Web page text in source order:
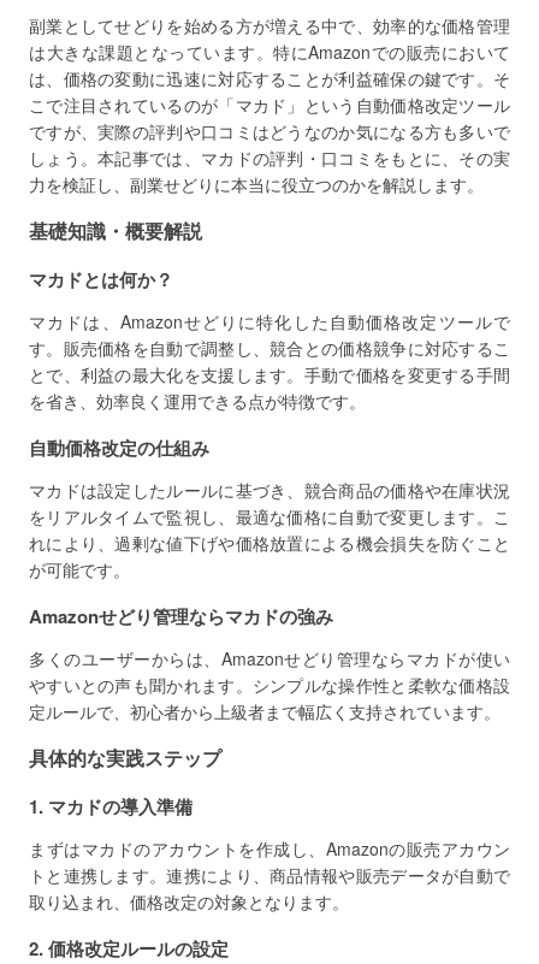
副業としてせどりを始める方が増える中で、効率的な価格管理
は大きな課題となっています。特にAmazonでの販売において
は、価格の変動に迅速に対応することが利益確保の鍵です。そ
こで注目されているのが「マカド」という自動価格改定ツール
ですが、実際の評判や口コミはどうなのか気になる方も多いで
しょう。本記事では、マカドの評判・口コミをもとに、その実
力を検証し、副業せどりに本当に役立つのかを解説します。
基礎知識・概要解説
マカドとは何か？
マカドは、Amazonせどりに特化した自動価格改定ツールで
す。販売価格を自動で調整し、競合との価格競争に対応するこ
とで、利益の最大化を支援します。手動で価格を変更する手間
を省き、効率良く運用できる点が特徴です。
自動価格改定の仕組み
マカドは設定したルールに基づき、競合商品の価格や在庫状況
をリアルタイムで監視し、最適な価格に自動で変更します。こ
れにより、過剰な値下げや価格放置による機会損失を防ぐこと
が可能です。
Amazonせどり管理ならマカドの強み
多くのユーザーからは、Amazonせどり管理ならマカドが使い
やすいとの声も聞かれます。シンプルな操作性と柔軟な価格設
定ルールで、初心者から上級者まで幅広く支持されています。
具体的な実践ステップ
1. マカドの導入準備
まずはマカドのアカウントを作成し、Amazonの販売アカウン
トと連携します。連携により、商品情報や販売データが自動で
取り込まれ、価格改定の対象となります。
2. 価格改定ルールの設定